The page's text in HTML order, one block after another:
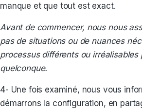
manque et que tout est exact.
Avant de commencer, nous nous
pas de situations ou de nuances
processus différents ou irréalisables
quelconque.
4- Une fois examiné, nous vous
démarrons la configuration, en